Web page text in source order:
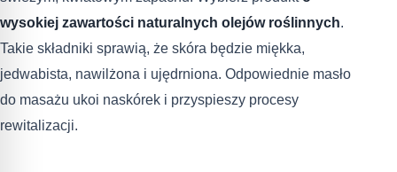
wysokiej zawartości naturalnych olejów roślinnych.
Takie składniki sprawią, że skóra będzie miękka,
jedwabista, nawilżona i ujędrniona. Odpowiednie masło
do masażu ukoi naskórek i przyspieszy procesy
rewitalizacji.